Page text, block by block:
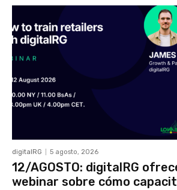
digitalRG 5 agosto, 2026
12/AGOSTO: digitalRG
webinar sobre cómo